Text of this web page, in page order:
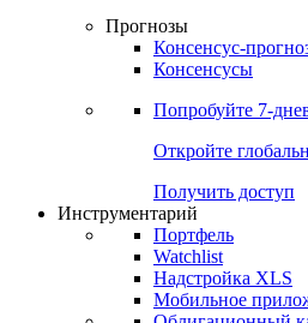
Прогнозы
Консенсус-
Консенсусы
Попробуйте 7-
Откройте
Получить доступ
Инструментарий
Портфель
Watchlist
Надстройка XLS
Мобильное